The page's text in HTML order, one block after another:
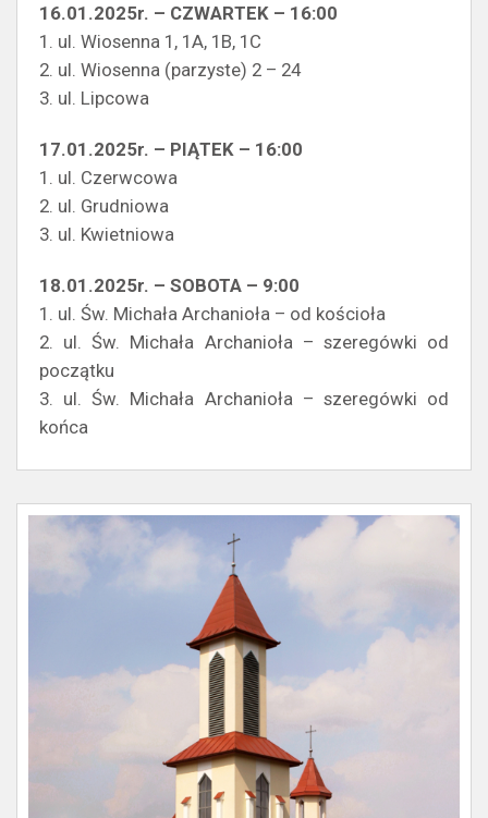
16.01.2025r. – CZWARTEK – 16:00
1. ul. Wiosenna 1, 1A, 1B, 1C
2. ul. Wiosenna (parzyste) 2 – 24
3. ul. Lipcowa
17.01.2025r. – PIĄTEK – 16:00
1. ul. Czerwcowa
2. ul. Grudniowa
3. ul. Kwietniowa
18.01.2025r. – SOBOTA – 9:00
1. ul. Św. Michała Archanioła – od kościoła
2. ul. Św. Michała Archanioła – szeregówki od
początku
3. ul. Św. Michała Archanioła – szeregówki od
końca